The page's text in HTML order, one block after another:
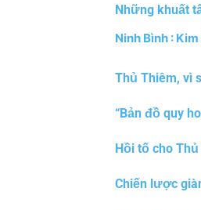
Những khuất
Ninh Bình :
Thủ Thiêm, vì
“Bản đồ quy
Hồi tố cho
Chiến lược